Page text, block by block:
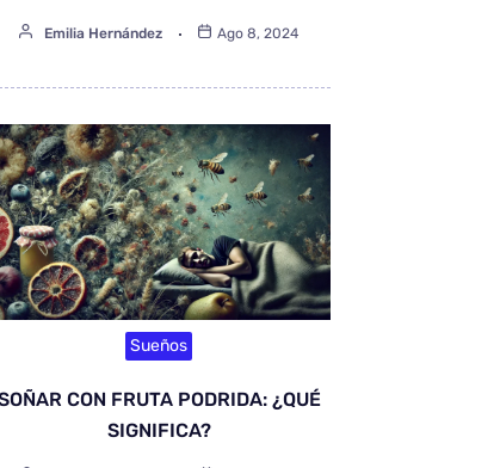
Emilia Hernández Ago 8, 2024
Sueños
CON FRUTA PODRIDA: ¿QUÉ
SIGNIFICA?